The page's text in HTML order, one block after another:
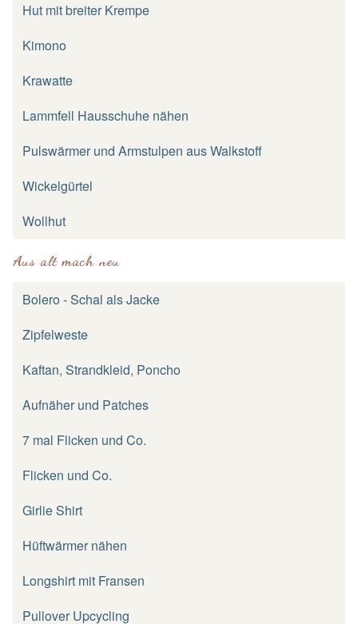
Hut mit breiter Krempe
Kimono
Krawatte
Lammfell Hausschuhe nähen
Pulswärmer und Armstulpen aus Walkstoff
Wickelgürtel
Wollhut
Aus alt mach neu
Bolero - Schal als Jacke
Zipfelweste
Kaftan, Strandkleid, Poncho
Aufnäher und Patches
7 mal Flicken und Co.
Flicken und Co.
Girlie Shirt
Hüftwärmer nähen
Longshirt mit Fransen
Pullover Upcycling